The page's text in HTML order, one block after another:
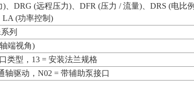
、DRG (远程压力)、DFR (压力 / 流量)、DRS (电比
LA (功率控制)
列
端视角)
类型，13 = 安装法兰规格
轴驱动，N02 = 带辅助泵接口